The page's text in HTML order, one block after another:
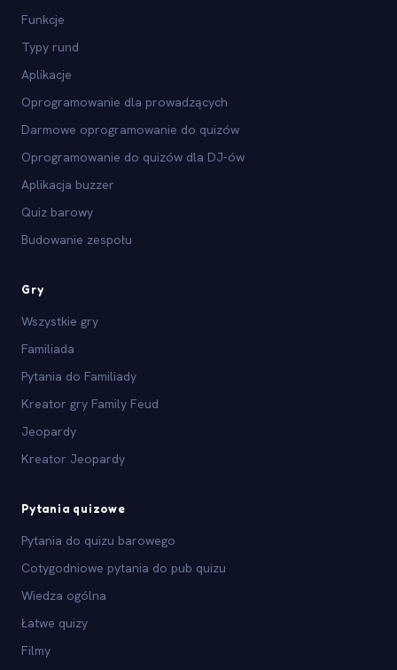
Funkcje
Typy rund
Aplikacje
Oprogramowanie dla prowadzących
Darmowe oprogramowanie do quizów
Oprogramowanie do quizów dla DJ-ów
Aplikacja buzzer
Quiz barowy
Budowanie zespołu
Gry
Wszystkie gry
Familiada
Pytania do Familiady
Kreator gry Family Feud
Jeopardy
Kreator Jeopardy
Pytania quizowe
Pytania do quizu barowego
Cotygodniowe pytania do pub quizu
Wiedza ogólna
Łatwe quizy
Filmy